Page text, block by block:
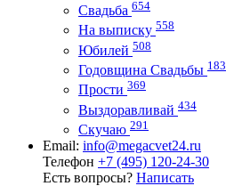
Свадьба 654
На выписку 558
Юбилей 508
Годовщина Свадьбы 183
Прости 369
Выздоравливай 434
Скучаю 291
Email: info@megacvet24.ru
Телефон +7 (495) 120-24-30
Есть вопросы? Написать